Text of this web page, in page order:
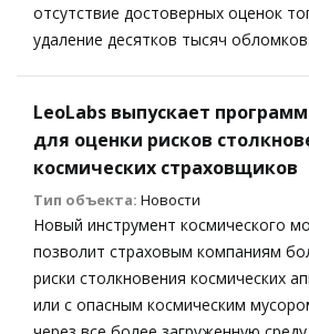
отсутствие достоверных оценок
удаление десятков тысяч обломков.
LeoLabs выпускает
для оценки рисков
космических страховщиков
Тип объекта: Новости
Новый инструмент космического
позволит страховым компаниям
риски столкновения космических
или с опасным космическим